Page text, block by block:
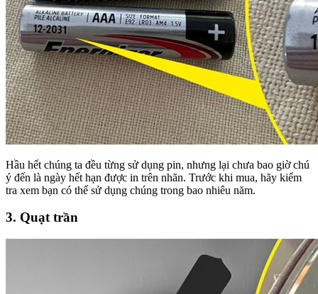
Hầu hết chúng ta đều từng sử dụng pin, nhưng lại chưa bao giờ chú
ý đến là ngày hết hạn được in trên nhãn. Trước khi mua, hãy kiểm
tra xem bạn có thể sử dụng chúng trong bao nhiêu năm.
3. Quạt trần